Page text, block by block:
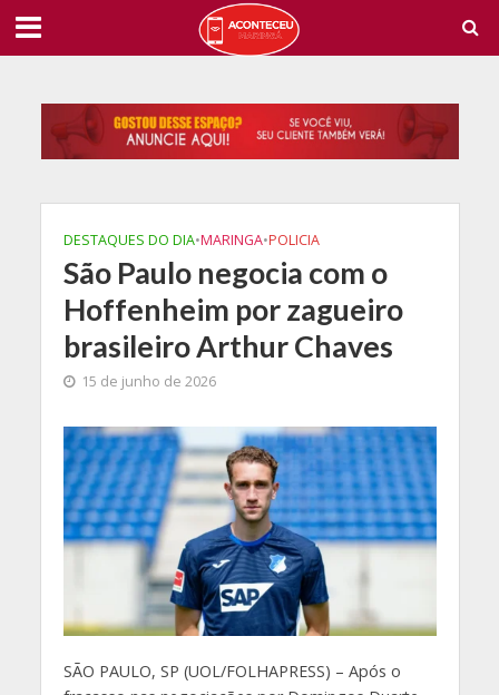
DESTAQUES DO DIA•MARINGA•POLICIA
São Paulo negocia com o
Hoffenheim por zagueiro
brasileiro Arthur Chaves
15 de junho de 2026
SÃO PAULO, SP (UOL/FOLHAPRESS) – Após o